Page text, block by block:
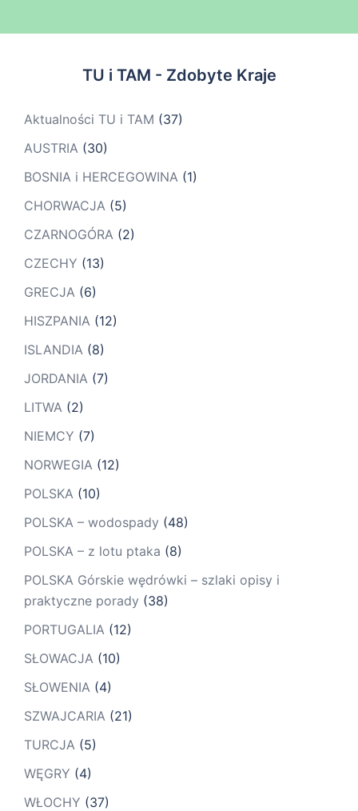
TU i TAM - Zdobyte Kraje
Aktualności TU i TAM (37)
AUSTRIA (30)
BOSNIA i HERCEGOWINA (1)
CHORWACJA (5)
CZARNOGÓRA (2)
CZECHY (13)
GRECJA (6)
HISZPANIA (12)
ISLANDIA (8)
JORDANIA (7)
LITWA (2)
NIEMCY (7)
NORWEGIA (12)
POLSKA (10)
POLSKA – wodospady (48)
POLSKA – z lotu ptaka (8)
POLSKA Górskie wędrówki – szlaki opisy i
praktyczne porady (38)
PORTUGALIA (12)
SŁOWACJA (10)
SŁOWENIA (4)
SZWAJCARIA (21)
TURCJA (5)
WĘGRY (4)
WŁOCHY (37)